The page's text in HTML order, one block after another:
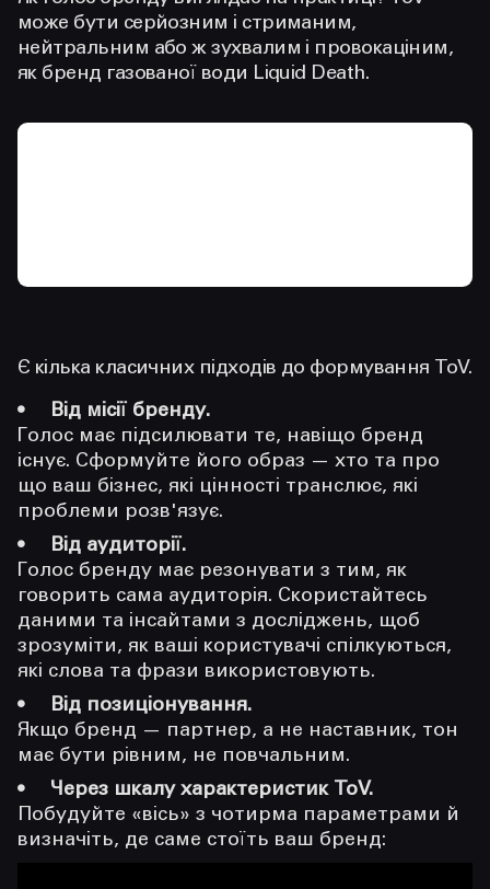
може бути серйозним і стриманим,
нейтральним або ж зухвалим і провокаціним,
як бренд газованої води Liquid Death.
Є кілька класичних підходів до формування ToV.
Від місії бренду.
Голос має підсилювати те, навіщо бренд
існує. Сформуйте його образ — хто та про
що ваш бізнес, які цінності транслює, які
проблеми розв'язує.
Від аудиторії.
Голос бренду має резонувати з тим, як
говорить сама аудиторія. Скористайтесь
даними та інсайтами з досліджень, щоб
зрозуміти, як ваші користувачі спілкуються,
які слова та фрази використовують.
Від позиціонування.
Якщо бренд — партнер, а не наставник, тон
має бути рівним, не повчальним.
Через шкалу характеристик ToV.
Побудуйте «вісь» з чотирма параметрами й
визначіть, де саме стоїть ваш бренд: